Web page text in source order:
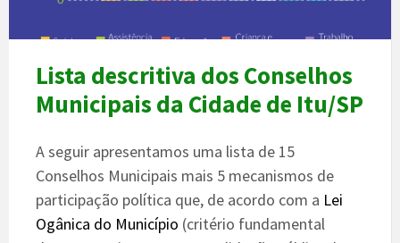
Lista descritiva dos Conselhos
Municipais da Cidade de Itu/SP
A seguir apresentamos uma lista de 15
Conselhos Municipais mais 5 mecanismos de
participação política que, de acordo com a Lei
Ogânica do Município (critério fundamental